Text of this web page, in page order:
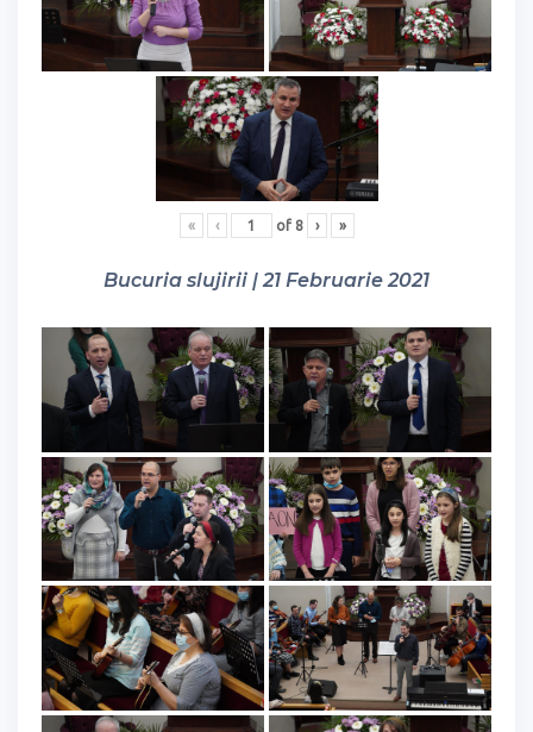
« ‹ of 8 › »
Bucuria slujirii | 21 Februarie 2021